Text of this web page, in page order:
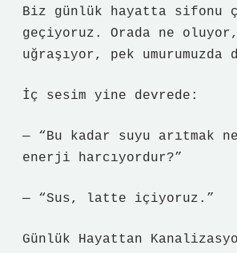
Biz günlük hayatta sifonu
geçiyoruz. Orada ne
uğraşıyor, pek umurumuzda
İç sesim yine devrede:
— “Bu kadar suyu arıtmak
enerji harcıyordur?”
— “Sus, latte içiyoruz.”
Günlük Hayattan